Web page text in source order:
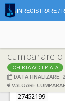
INREGISTRARE /
cumparare
OFERTA ACCEPTATA
DATA FINALIZARE:
VALOARE
DATE
Ofertant: S.C.
27452199